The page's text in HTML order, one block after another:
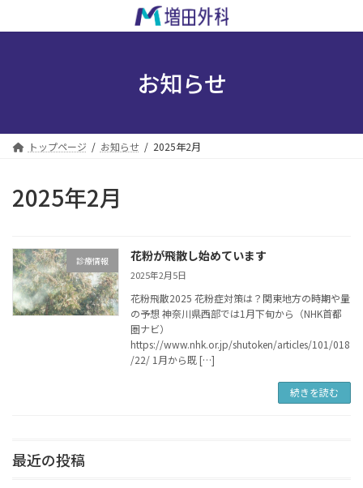
ッ
移
お知らせ
トップページ お知らせ 2025年2月
2025年2月
診療情報 花粉が飛散し始めています
2025年2月5日
花粉飛散2025 花粉症対策は？関東地方の時期や量
の予想 神奈川県西部では1月下旬から（NHK首都
圏ナビ）
https://www.nhk.or.jp/shutoken/articles/101/018
/22/ 1月から既 […]
続きを読む
最近の投稿